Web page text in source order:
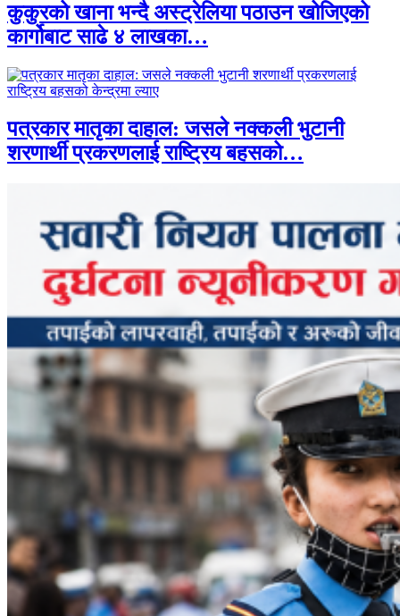
कुकुरको खाना भन्दै अस्ट्रेलिया पठाउन खोजिएको
कार्गोबाट साढे ४ लाखका…
पत्रकार मातृका दाहाल: जसले नक्कली भुटानी
शरणार्थी प्रकरणलाई राष्ट्रिय बहसको…